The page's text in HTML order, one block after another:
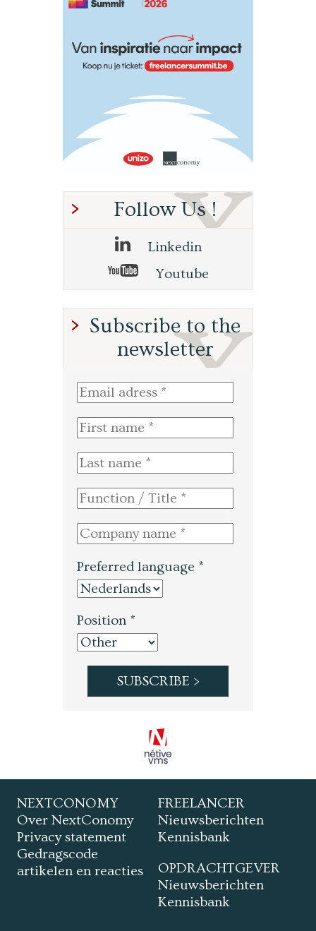
Follow Us !
Linkedin
Youtube
Subscribe to the
newsletter
Preferred language *
Position *
NEXTCONOMY
Over NextConomy
Privacy statement
Gedragscode
artikelen en reacties
FREELANCER
Nieuwsberichten
Kennisbank
OPDRACHTGEVER
Nieuwsberichten
Kennisbank